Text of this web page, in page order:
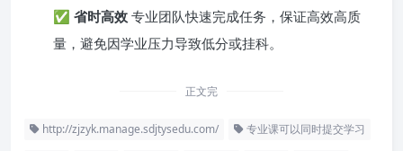
✅ 省时高效 专业团队快速完成任务，保证高效高质
量，避免因学业压力导致低分或挂科。
正文完
http://zjzyk.manage.sdjtysedu.com/ 专业课可以同时提交学习